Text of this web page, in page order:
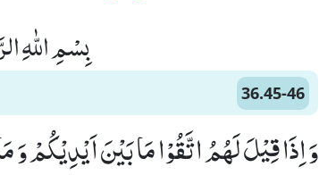
بِسْمِ اللّٰهِ
36.45-46